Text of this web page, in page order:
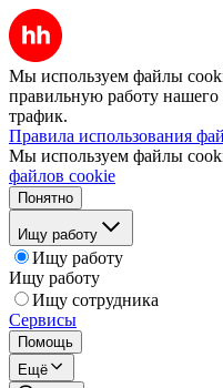
Мы используем файлы
правильную работу нашего
трафик.
Правила использования
Мы используем файлы
файлов cookie
Понятно
Ищу работу
Ищу работу
Ищу работу
Ищу сотрудника
Сервисы
Помощь
Ещё